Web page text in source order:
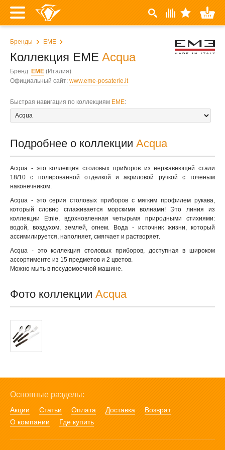
Бренды EME
Коллекция EME Acqua
Бренд: EME (Италия)
Официальный сайт: www.eme-posaterie.it
Быстрая навигация по коллекциям EME:
Подробнее о коллекции Acqua
Acqua - это коллекция столовых приборов из нержавеющей стали
18/10 с полированной отделкой и акриловой ручкой с точеным
наконечником.
Acqua - это серия столовых приборов с мягким профилем рукава,
который словно сглаживается морскими волнами! Это линия из
коллекции Etnie, вдохновленная четырьмя природными стихиями:
водой, воздухом, землей, огнем. Вода - источник жизни, который
ассимилируется, наполняет, смягчает и растворяет.
Acqua - это коллекция столовых приборов, доступная в широком
ассортименте из 15 предметов и 2 цветов.
Можно мыть в посудомоечной машине.
Фото коллекции Acqua
Основные разделы:
Акции Статьи Оплата Доставка
Возврат
О компании
Где купить